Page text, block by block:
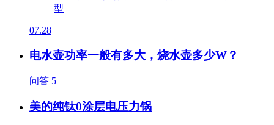
07.28
电水壶功率一般有多大，烧水壶多少W？
问答 5
美的纯钛0涂层电压力锅